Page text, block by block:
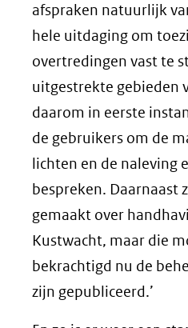
afspraken natuurlijk
hele uitdaging om
overtredingen vast te
uitgestrekte gebieden
daarom in eerste
de gebruikers om de
lichten en de naleving
bespreken. Daarnaast
gemaakt over
Kustwacht, maar die
bekrachtigd nu de
zijn gepubliceerd.’